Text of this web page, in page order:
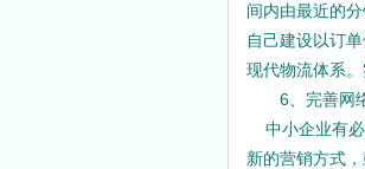
间内由最近的
自己建设以订
现代物流体系
6、完善网络
中小企业有必
新的营销方式